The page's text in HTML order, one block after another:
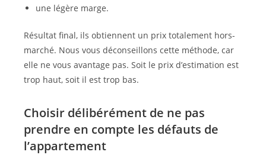
une légère marge.
Résultat final, ils obtiennent un prix totalement hors-
marché. Nous vous déconseillons cette méthode, car
elle ne vous avantage pas. Soit le prix d’estimation est
trop haut, soit il est trop bas.
Choisir délibérément de ne pas
prendre en compte les défauts de
l’appartement